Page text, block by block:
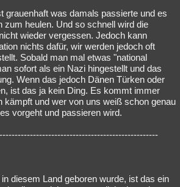
grauenhaft was damals passierte und es
zum heulen. Und so schnell wird die
wieder vergessen. Jedoch kann
nichts dafür, wir werden jedoch oft
Sobald man mal etwas "national
sofort als ein Nazi hingestellt und das
Wenn das jedoch Dänen Türken oder
ist das ja kein Ding. Es kommt immer
kämpft und wer von uns weiß schon genau
vorgeht und passieren wird.
diesem Land geboren wurde, ist das ein